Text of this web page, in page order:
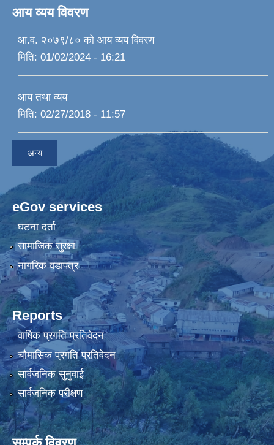
आय व्यय विवरण
आ.व. २०७९/८० को आय व्यय विवरण
मिति: 01/02/2024 - 16:21
आय तथा व्यय
मिति: 02/27/2018 - 11:57
अन्य
eGov services
घटना दर्ता
सामाजिक सुरक्षा
नागरिक वडापत्र
Reports
वार्षिक प्रगति प्रतिवेदन
चौमासिक प्रगति प्रतिवेदन
सार्वजनिक सुनुवाई
सार्वजनिक परीक्षण